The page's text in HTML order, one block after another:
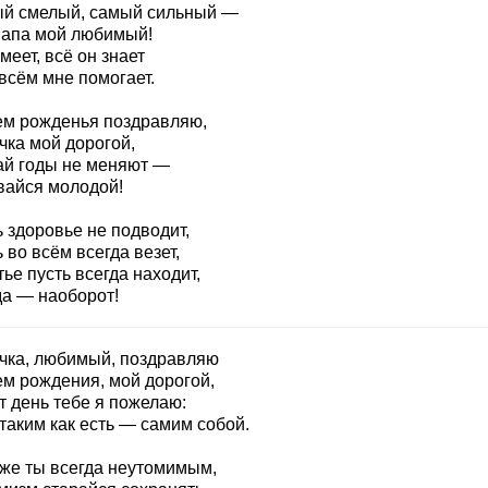
смелый, самый сильный —
мой любимый!
всё он знает
мне помогает.
рожденья поздравляю,
мой дорогой,
годы не меняют —
молодой!
здоровье не подводит,
во всём всегда везет,
пусть всегда находит,
— наоборот!
любимый, поздравляю
рождения, мой дорогой,
день тебе я пожелаю:
как есть — самим собой.
ты всегда неутомимым,